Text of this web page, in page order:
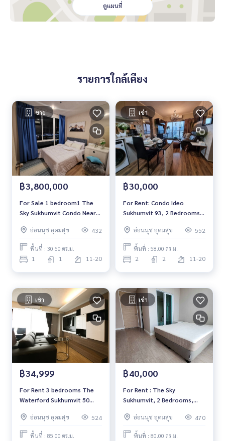
Contact
Khun Chanya : Tel. 061-428-9156
#luxury #LuxuryCondominium #Luxurycondo #condominiu
do for rent #For rent #Condorental #RentSellCondoBang
kok #rentcondo #rentalproperty #rental #Luxurycondofo
rrent #Condo near the BTS #Condo #MCRE #realestateag
ent #MRT #BTS #nearschools #schools #Donki Mall #Top
s Thonglor#Emporium #EmQuatier #Gateway Ekkamai # to
wnhouse #townhome #Ekkamai International School #Sa
mitivej Hospital #Bangkok Hospital #Thonglor #Ekkamai #
Sukhumvit #Pridi Villa #Luxury Detached House #pool villa
#BTS Phra Khanong ##Phra Khanong
ดูแผนที่
รายการใกล้เคียง
ขาย
฿3,800,000
For Sale 1 bedroom1 The
Sky Sukhumvit Condo Near
furnished Ready to move in
อ่อนนุช อุดมสุข 432
พื้นที่ : 30.50 ตร.ม.
1 1 11-20
เช่า
฿30,000
For Rent: Condo Ideo
Sukhumvit 93, 2 Bedrooms
Furnished*
อ่อนนุช อุดมสุข 552
พื้นที่ : 58.00 ตร.ม.
2 2 11-20
เช่า
฿34,999
For Rent 3 bedrooms The
Waterford Sukhumvit 50
furnished Ready to move in
อ่อนนุช อุดมสุข 524
พื้นที่ : 85.00 ตร.ม.
เช่า
฿40,000
For Rent : The Sky
Sukhumvit, 2 Bedrooms,
Udomsuk, High Floor, โFully
furnished, ready to move .
อ่อนนุช อุดมสุข 470
พื้นที่ : 80.00 ตร.ม.